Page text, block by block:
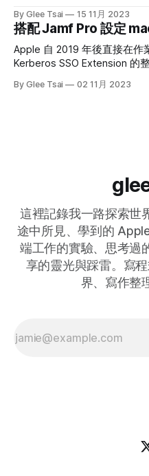
為勾了也沒有用） 2. 確保
不能夠開箱設備。如果以
在下方的欄位即可。 對照到我在 Entra ID 上的群組設置： 至
於如果不是 Entra ID，而是其
以用 SAML Tracer 這一套
屬於以下五個群組。 接著有另外一個很重要的事情要提醒，
By Glee Tsai 15 11月 2023
搭配 Jamf Pro 設定
Apple 自 2019 年後直接在作
Kerberos SSO Extension 的
成 SSO，這個功能必須要搭
By Glee Tsai 02 11月 2023
這裡記錄我一路探索世
途中所見、學到的
端工作的實驗、思考過
享的靈光與踩雷。寫
界、寫作整